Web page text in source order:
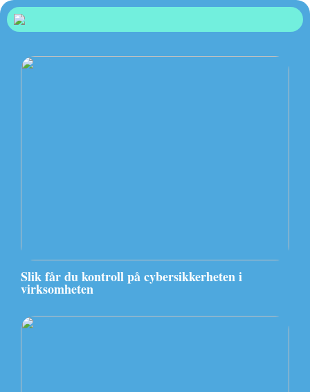
Slik får du kontroll på cybersikkerheten i
virksomheten